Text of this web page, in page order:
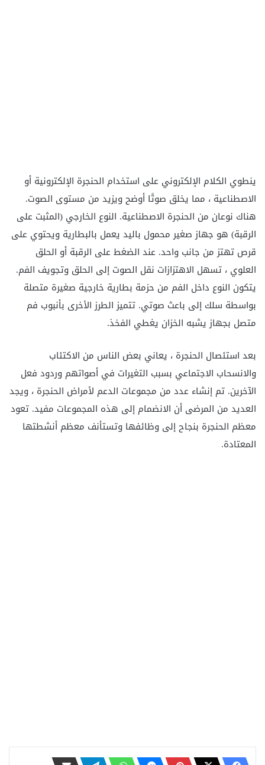
ينطوي الكلام الإلكتروني على استخدام الحنجرة الإلكترونية أو
الاصطناعية ، مما يخلق صوتًا أوضح ويزيد من مستوى الصوت.
هناك نوعان من الحنجرة الاصطناعية. النوع الخارجي (المثبت على
الرقبة) هو جهاز صغير محمول باليد يعمل بالبطارية ويحتوي على
قرص تهتز من جانب واحد. عند الضغط على الرقبة أو الحلق
العلوي ، تسهل الاهتزازات نقل الصوت إلى الحلق وتجويف الفم.
يتكون النوع داخل الفم من حزمة بطارية خارجية صغيرة متصلة
بواسطة سلك إلى باعث صوتي. تتميز الطرز الأخرى بأنبوب فم
متصل بجهاز يشبه الخزان يغطي الفخذ.
بعد استئصال الحنجرة ، يعاني بعض الناس من الاكتئاب
والانسحاب الاجتماعي بسبب التغيرات في أصواتهم وردود فعل
الآخرين. تم إنشاء عدد من مجموعات الدعم لأمراض الحنجرة ، ويجد
العديد من المرضى أن الانضمام إلى هذه المجموعات مفيد. تعود
معظم الحنجرة بنجاح إلى وظائفها وتستأنف معظم أنشطتها
المعتادة.